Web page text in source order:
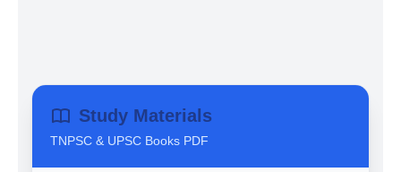
Study Materials
TNPSC & UPSC Books PDF